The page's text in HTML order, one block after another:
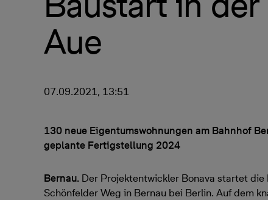
Aue
07.09.2021, 13:51
130 neue Eigentumswohnungen am Bahnhof
geplante Fertigstellung 2024
Bernau. Der Projektentwickler Bonava startet
Schönfelder Weg in Bernau bei Berlin. Auf dem